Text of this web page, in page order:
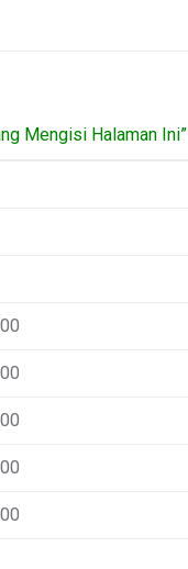
Mengisi Halaman Ini”